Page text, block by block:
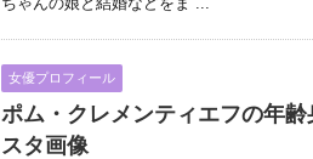
女優プロフィール
ポム・クレメンティエフの年
スタ画像